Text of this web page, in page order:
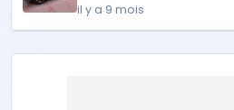
il y a 9 mois